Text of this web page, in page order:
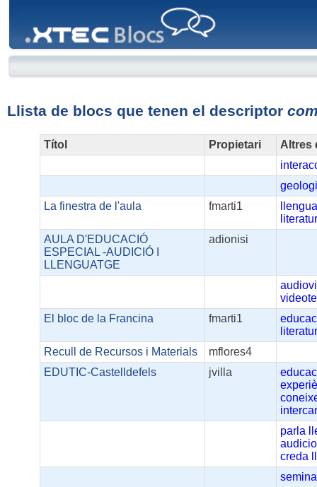
Llista de blocs que tenen el descriptor
Títol Propietari
Altres
La finestra de l'aula
fmarti1
AULA D'EDUCACIÓ
ESPECIAL -AUDICIÓ I
LLENGUATGE
adionisi
El bloc de la Francina
fmarti1
Recull de Recursos i Materials
mflores4
EDUTIC-Castelldefels
jvilla
parla
creda